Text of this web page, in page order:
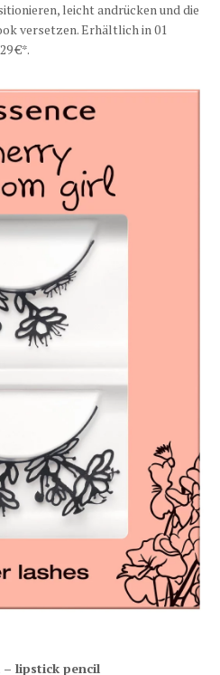
leicht andrücken und die
versetzen. Erhältlich in 01
€*.
– lipstick pencil